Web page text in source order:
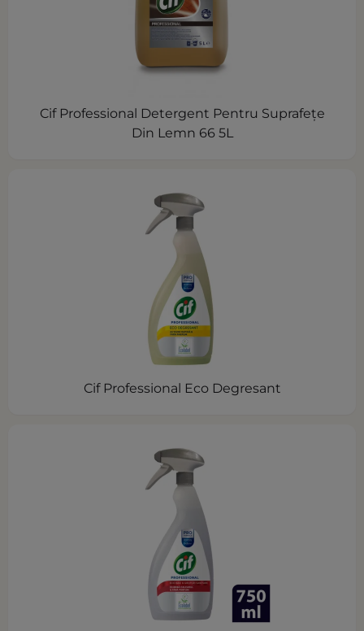
Cif Professional Detergent Pentru Suprafeţe
Din Lemn 66 5L
Cif Professional Eco Degresant